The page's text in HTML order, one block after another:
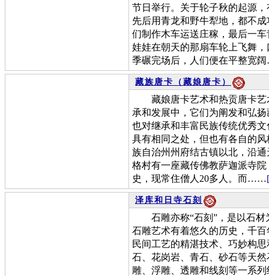
节日举行。关于轮子秋的起源
先后用青龙和野牛犁地，都不
们制作木车运送庄稼，最后一
娃娃在朝天的那扇车轮上飞舞
季碾完场后，人们便在平整宽
藏族唐卡（藏娘唐卡）
藏娘唐卡艺术和热贡唐卡艺
承和发展中，它们为阐发和弘
也对继承和丰富民族传统优秀
具有相同之处，但也有各自的
族自治州州府结古镇以北，沿
格村有一座藏传佛教萨迦派寺
史，现常住僧人20多人。而……
泽库和日寺石刻
石雕亦称“石刻”，是以石材
石雕艺术有着悠久的历史，千
民间工艺的精湛技术、巧妙构
石、花岗岩、青石、砂石等天
雕、浮雕、透雕和线刻等一系